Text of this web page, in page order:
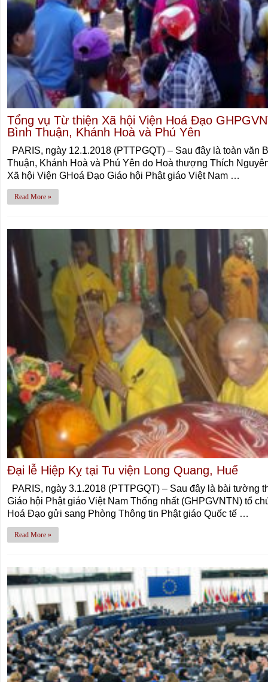
Tổng vụ Từ thiện Xã hội Viện Hoá Đạo
Bình Thuận, Khánh Hoà và Phú Yên
PARIS, ngày 12.1.2018 (PTTPGQT) – Sau đây là toàn văn
Thuận, Khánh Hoà và Phú Yên do Hoà thượng Thích
Xã hội Viện GHoá Đạo Giáo hội Phật giáo Việt Nam …
Read More »
Đại lễ Hiệp Kỵ tại Tu viện Long Quang, Huế
PARIS, ngày 3.1.2018 (PTTPGQT) – Sau đây là bài tường
Giáo hội Phật giáo Việt Nam Thống nhất (GHPGVNTN) tổ
Hoá Đạo gửi sang Phòng Thông tin Phật giáo Quốc tế …
Read More »